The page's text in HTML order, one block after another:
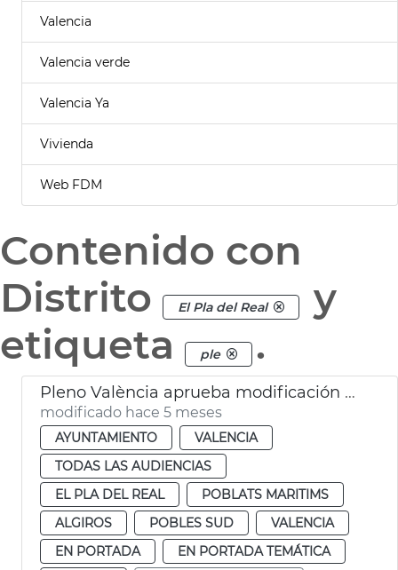
Valencia
Valencia verde
Valencia Ya
Vivienda
Web FDM
Contenido con
Distrito
El Pla del Real
y
etiqueta
ple .
Pleno València aprueba modificación PGOU cambio uso parcelas Telefónica
modificado hace 5 meses
AYUNTAMIENTO
VALENCIA
TODAS LAS AUDIENCIAS
EL PLA DEL REAL
POBLATS MARITIMS
ALGIROS
POBLES SUD
VALENCIA
EN PORTADA
EN PORTADA TEMÁTICA